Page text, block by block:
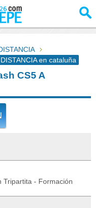
en cataluña
CS5 A
Tripartita - Formación